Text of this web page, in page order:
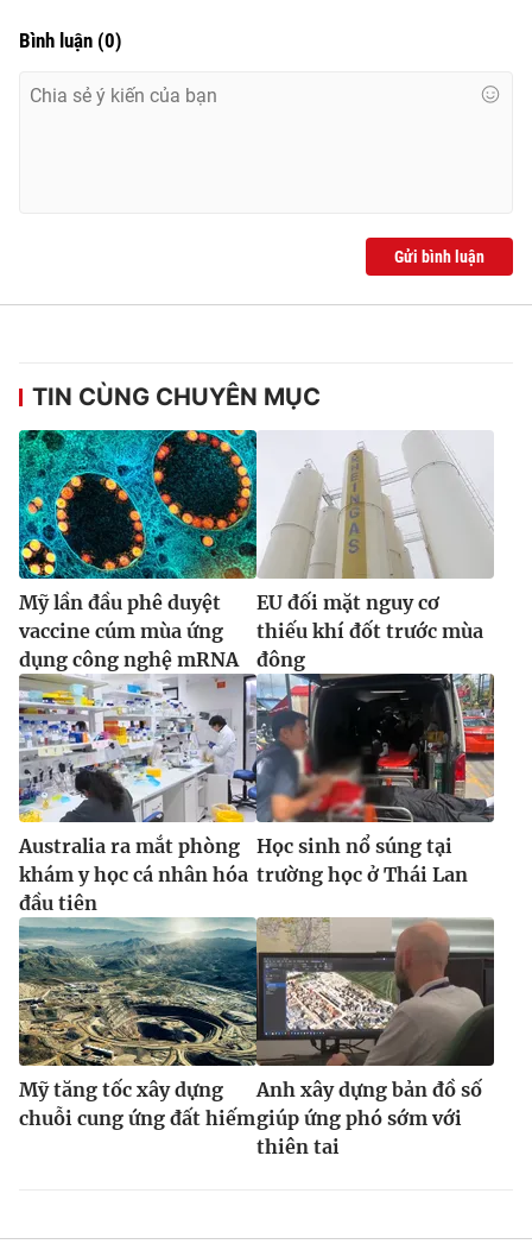
Bình luận (0)
Gửi bình luận
TIN CÙNG CHUYÊN MỤC
Mỹ lần đầu phê duyệt
vaccine cúm mùa ứng
dụng công nghệ mRNA
EU đối mặt nguy cơ
thiếu khí đốt trước mùa
đông
Australia ra mắt phòng
khám y học cá nhân hóa
đầu tiên
Học sinh nổ súng tại
trường học ở Thái Lan
Mỹ tăng tốc xây dựng
chuỗi cung ứng đất hiếm
Anh xây dựng bản đồ số
giúp ứng phó sớm với
thiên tai